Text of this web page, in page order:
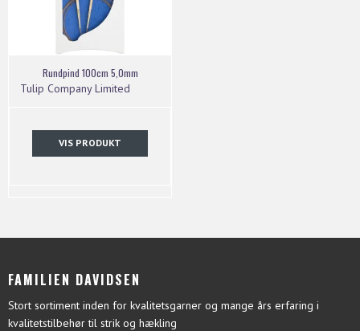
Rundpind 100cm 5,0mm
Tulip Company Limited
VIS PRODUKT
FAMILIEN DAVIDSEN
Stort sortiment inden for kvalitetsgarner og mange års erfaring i
kvalitetstilbehør til strik og hækling